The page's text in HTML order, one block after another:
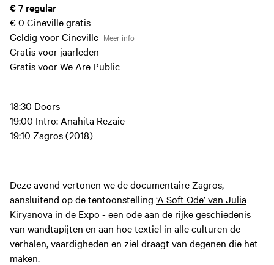
€ 7 regular
€ 0 Cineville gratis
Geldig voor Cineville Meer info
Gratis voor jaarleden
Gratis voor We Are Public
18:30 Doors
19:00 Intro: Anahita Rezaie
19:10 Zagros (2018)
Deze avond vertonen we de documentaire Zagros,
aansluitend op de tentoonstelling ‘A Soft Ode’ van Julia
Kiryanova in de Expo - een ode aan de rijke geschiedenis
van wandtapijten en aan hoe textiel in alle culturen de
verhalen, vaardigheden en ziel draagt van degenen die het
maken.